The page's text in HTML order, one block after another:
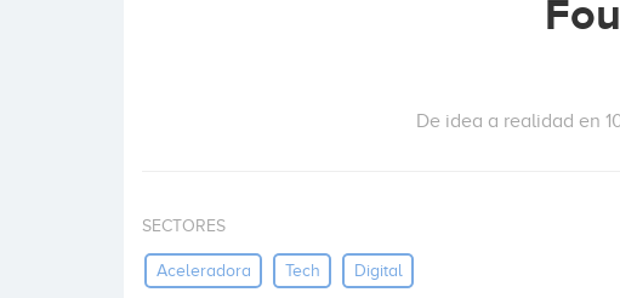
De idea a realidad en
SECTORES
Aceleradora Tech Digital